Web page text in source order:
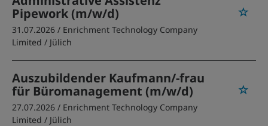
Pipework (m/w/d)
31.07.2026 / Enrichment Technology Company
Limited / Jülich
Auszubildender Kaufmann/-frau
für Büromanagement (m/w/d)
27.07.2026 / Enrichment Technology Company
Limited / Jülich